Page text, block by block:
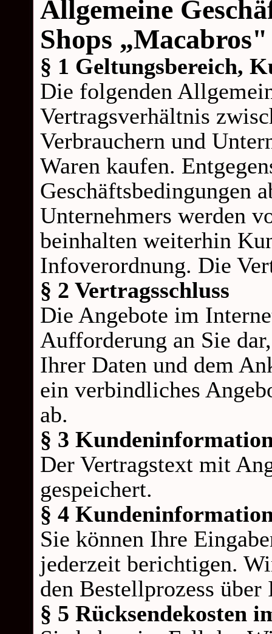
Allgemeine
Shops „Macabros"
§ 1 Geltungsbereich,
Die folgenden
Vertragsverhältnis
Verbrauchern und
Waren kaufen.
Geschäftsbedingungen
Unternehmers werden
beinhalten weiterhin
Infoverordnung. Die
§ 2 Vertragsschluss
Die Angebote im
Aufforderung an Sie
Ihrer Daten und dem
ein verbindliches
ab.
§ 3
Der Vertragstext mit
gespeichert.
§ 4
Sie können Ihre
jederzeit berichtigen.
den Bestellprozess
§ 5 Rücksendekosten